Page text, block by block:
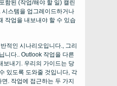
함된 (작업/해야 할 일) 캘린
시스템을 업그레이드하거나
작업을 내보내야 할 수 있습
적인 시나리오입니다., 그리
니다.. Outlook 작업을 다른
보내기. 우리의 가이드는 당
있도록 도와줄 것입니다, 각
. 작업에 접근하는 두 가지